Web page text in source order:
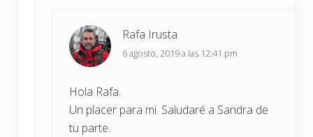
Rafa Irusta
6 agosto, 2019 a las 12:41 pm
Hola Rafa.
Un placer para mi. Saludaré a Sandra de
tu parte.